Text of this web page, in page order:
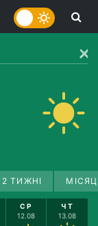
2 ТИЖНІ
СР
12.08
ЧТ
13.08